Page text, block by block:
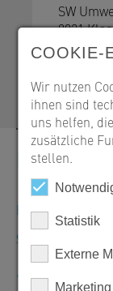
SW
9021
+43
Kontakt
Bestellungen,
SW
+43 463
COOKIE-
Wir nutzen
ihnen sind
uns helfen,
zusätzliche
stellen.
Statistik
Externe
Marketing